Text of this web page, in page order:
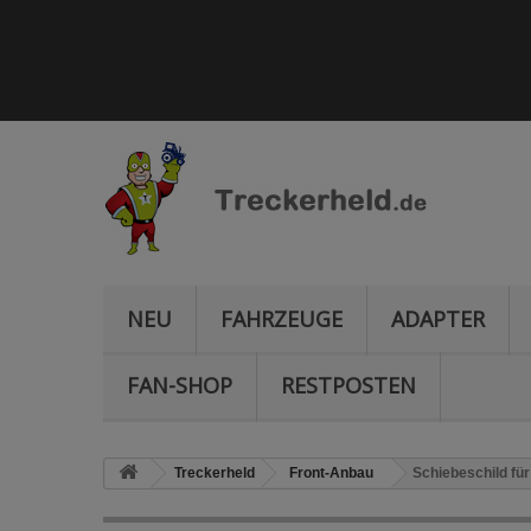
NEU FAHRZEUGE ADAPTER
FAN-SHOP RESTPOSTEN
Treckerheld Front-Anbau Schiebeschild